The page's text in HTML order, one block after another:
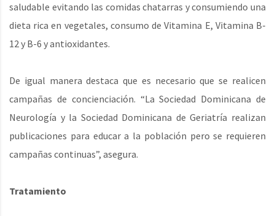
saludable evitando las comidas chatarras y consumiendo una
dieta rica en vegetales, consumo de Vitamina E, Vitamina B-
12 y B-6 y antioxidantes.
De igual manera destaca que es necesario que se realicen
campañas de concienciación. “La Sociedad Dominicana de
Neurología y la Sociedad Dominicana de Geriatría realizan
publicaciones para educar a la población pero se requieren
campañas continuas”, asegura.
Tratamiento